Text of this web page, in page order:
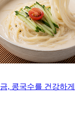
, 콩국수를 건강하